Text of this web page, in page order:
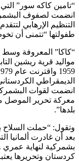
“تامين كاكه سور”
انضمت لصفوف
التنظيم الإرهابي
طفولتها “تتمنى أن
“كاكا” المعروفة وسط
مواليد قرية ريشين
الديمقراطي
انضمت لقوات
معركة تحرير الموصل
بلدها”.
وتقول: “حملت
بعد أن غادرت ألمانيا
بشمركية لنهاية
كردستان وتحريرها